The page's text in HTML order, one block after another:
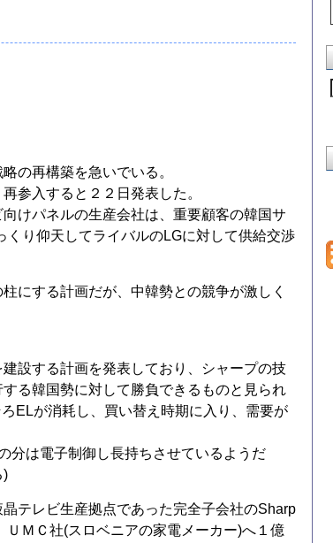
の再構築を急いでいる。
参入すると２２日発表した。
けパネルの生産会社は、重要顧客の韓国サ
り仰天してライバルのLGに対して供給交渉
にする計画だが、中韓勢との競争が激しく
設する計画を発表しており、シャープの技
る韓国勢に対して勝負できるものと見られ
ELが消耗し、買い替え時期に入り、需要が
分は電子制御し長持ちさせているようだ
)
テレビ生産拠点であった完全子会社のSharp
ＭＣ社(スロベニアの家電メーカー)へ１億